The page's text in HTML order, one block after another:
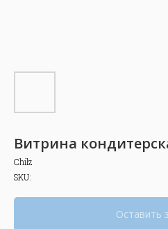
Витрина
Chilz
SKU:
Оставить